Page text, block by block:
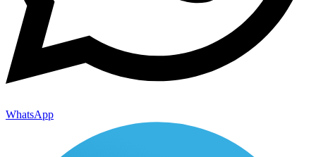
WhatsApp